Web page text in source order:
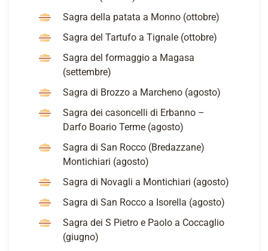
Sagra della patata a Monno (ottobre)
Sagra del Tartufo a Tignale (ottobre)
Sagra del formaggio a Magasa
(settembre)
Sagra di Brozzo a Marcheno (agosto)
Sagra dei casoncelli di Erbanno –
Darfo Boario Terme (agosto)
Sagra di San Rocco (Bredazzane)
Montichiari (agosto)
Sagra di Novagli a Montichiari (agosto)
Sagra di San Rocco a Isorella (agosto)
Sagra dei S Pietro e Paolo a Coccaglio
(giugno)